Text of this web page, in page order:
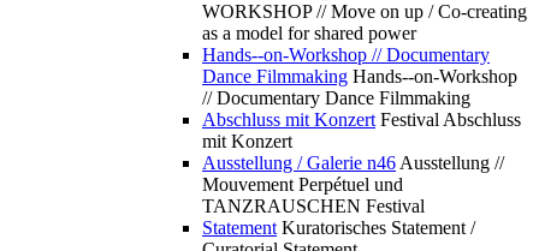
WORKSHOP // Move on up / Co-creating
as a model for shared power
Hands--on-Workshop // Documentary
Dance Filmmaking Hands--on-Workshop
// Documentary Dance Filmmaking
Abschluss mit Konzert Festival Abschluss
mit Konzert
Ausstellung / Galerie n46 Ausstellung //
Mouvement Perpétuel und
TANZRAUSCHEN Festival
Statement Kuratorisches Statement /